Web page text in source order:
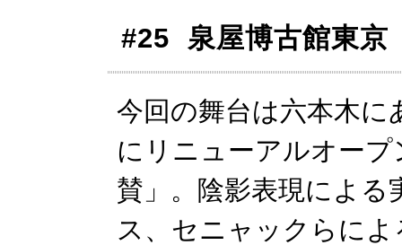
#25 泉屋博古館東京
今回の舞台は六本木に
にリニューアルオー
賛」。陰影表現による
ス、セニャックらに